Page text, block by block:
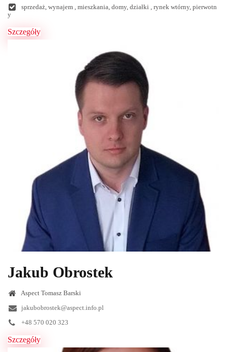
sprzedaż, wynajem , mieszkania, domy, działki , rynek wtórny, pierwotn
y
Szczegóły
Jakub Obrostek
Aspect Tomasz Barski
jakubobrostek@aspect.info.pl
+48 570 020 323
Szczegóły